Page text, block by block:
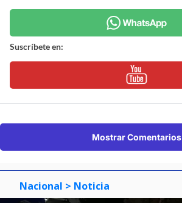
Suscríbete en:
Mostrar Comentarios
Nacional > Noticia